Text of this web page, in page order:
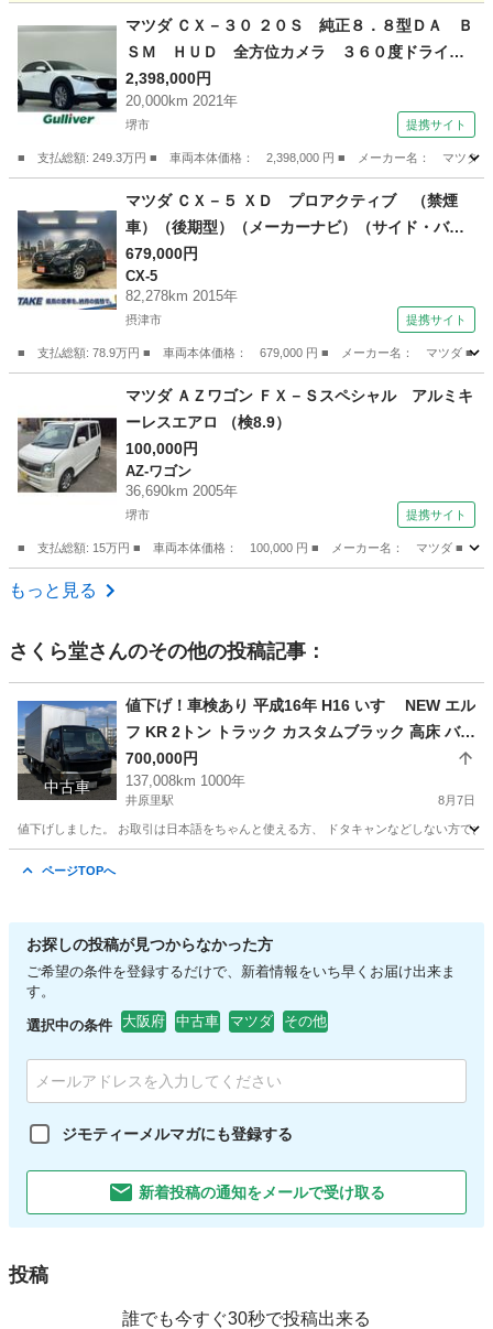
萱島駅 プレマシー
マツダ ＣＸ－３０ ２０Ｓ 純正８．８型ＤＡ Ｂ
ＳＭ ＨＵＤ 全方位カメラ ３６０度ドライブ
レコーダー ＥＴＣ ＬＥＤヘッドライト フォ
グランプ 純正１８インチＡＷ 純正フロアマッ
ト 前後コーナーセンサー パドルシフト 禁煙
車 （なし）
2,398,000円
20,000km 2021年
堺市 提携サイト
■ 支払総額: 249.3万円 ■ 車両本体価格： 2,398,000 円 ■ メーカー名： マツ
マツダ
マツダ ＣＸ－５ ＸＤ プロアクティブ （禁煙
車）（後期型）（メーカーナビ）（サイド・バッ
クカメラ）（レーダークルーズ）（コーナーセン
サ）（スマートキー）（ＥＴＣ）（Ｂｌｕｅｔｏ
ｏｔｈ）（ＢＳＭ）（ＬＥＤヘッドライト）（純
679,000円
CX-5
82,278km 2015年
摂津市 提携サイト
■ 支払総額: 78.9万円 ■ 車両本体価格： 679,000 円 ■ メーカー名： マツダ ■
CX-5
マツダ ＡＺワゴン ＦＸ－Ｓスペシャル アルミキ
ーレスエアロ （検8.9）
100,000円
AZ-ワゴン
36,690km 2005年
堺市 提携サイト
■ 支払総額: 15万円 ■ 車両本体価格： 100,000 円 ■ メーカー名： マツダ ■
大阪 堺市
もっと見る
さくら堂さんのその他の投稿記事：
中古車
値下げ！車検あり 平成16年 H16 いすゞ NEW エル
フ KR 2トン トラック カスタムブラック 高床 バン
アルミバン 箱車 リアシャッター扉 無事故
700,000円
137,008km 1000年
井原里駅 8月7日
値下げしました。 お取引は日本語をちゃんと使える方、 ドタキャンなどしない方
ページTOPへ
お探しの投稿が見つからなかった方
ご希望の条件を登録するだけで、新着情報をいち早くお届け出来ま
す。
選択中の条件 大阪府 中古車 マツダ その他
ジモティーメルマガにも登録する
新着投稿の通知をメールで受け取る
投稿
誰でも今すぐ30秒で投稿出来る